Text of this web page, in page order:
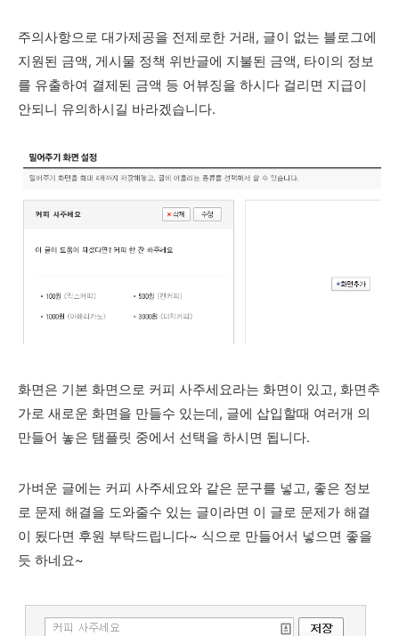
주의사항으로 대가제공을 전제로한 거래, 글이 없는 블로그에
지원된 금액, 게시물 정책 위반글에 지불된 금액, 타이의 정보
를 유출하여 결제된 금액 등 어뷰징을 하시다 걸리면 지급이
안되니 유의하시길 바라겠습니다.
화면은 기본 화면으로 커피 사주세요라는 화면이 있고, 화면추
가로 새로운 화면을 만들수 있는데, 글에 삽입할때 여러개 의
만들어 놓은 탬플릿 중에서 선택을 하시면 됩니다.
가벼운 글에는 커피 사주세요와 같은 문구를 넣고, 좋은 정보
로 문제 해결을 도와줄수 있는 글이라면 이 글로 문제가 해결
이 됬다면 후원 부탁드립니다~ 식으로 만들어서 넣으면 좋을
듯 하네요~